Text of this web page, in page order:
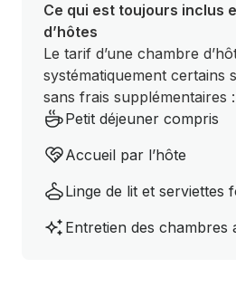
Ce qui est toujours inclus
d’hôtes
Le tarif d’une chambre
systématiquement certains
sans frais supplémentaires :
Petit déjeuner compris
Accueil par l’hôte
Linge de lit et serviettes
Entretien des chambres